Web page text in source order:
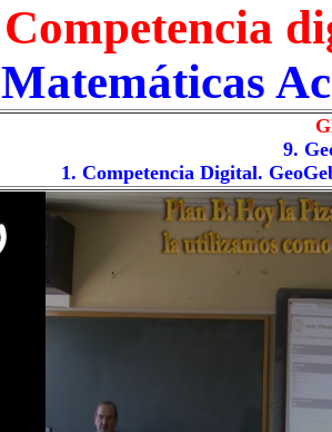
Competencia
Matemáticas
9.
1. Competencia Digital.